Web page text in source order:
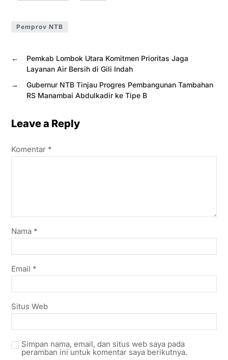
Pemprov NTB
←
Pemkab Lombok Utara Komitmen Prioritas Jaga
Layanan Air Bersih di Gili Indah
→
Gubernur NTB Tinjau Progres Pembangunan Tambahan
RS Manambai Abdulkadir ke Tipe B
Leave a Reply
Komentar *
Nama *
Email *
Situs Web
Simpan nama, email, dan situs web saya pada
peramban ini untuk komentar saya berikutnya.